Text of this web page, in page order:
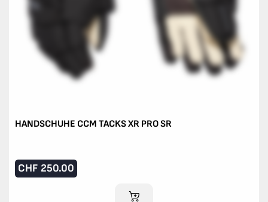
HANDSCHUHE CCM TACKS XR PRO SR
CHF 250.00
IM WARENKORB